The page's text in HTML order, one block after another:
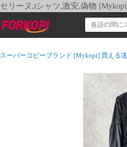
セリーヌ,tシャツ,激安,偽物
スーパーコピーブランド [Mykopi] 買える